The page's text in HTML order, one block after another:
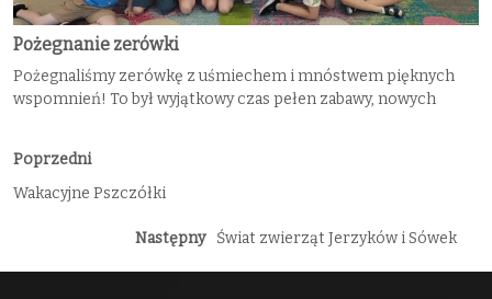
Pożegnanie zerówki
Pożegnaliśmy zerówkę z uśmiechem i mnóstwem pięknych
wspomnień! To był wyjątkowy czas pełen zabawy, nowych
Poprzedni
Wakacyjne Pszczółki
Następny Świat zwierząt Jerzyków i Sówek